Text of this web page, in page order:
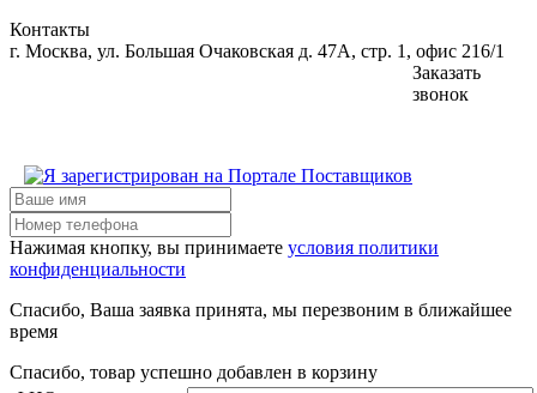
Контакты
г. Москва, ул. Большая Очаковская д. 47А, стр. 1, офис 216/1
Заказать
звонок
Нажимая кнопку, вы принимаете условия политики
конфиденциальности
Спасибо, Ваша заявка принята, мы перезвоним в ближайшее
время
Спасибо, товар успешно добавлен в корзину